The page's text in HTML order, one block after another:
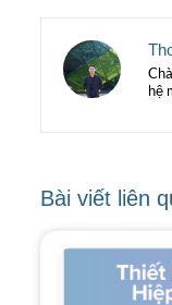
hệ
Bài viết liên